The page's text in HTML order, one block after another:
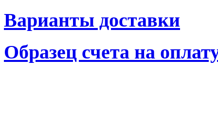
Варианты доставки
Образец счета на